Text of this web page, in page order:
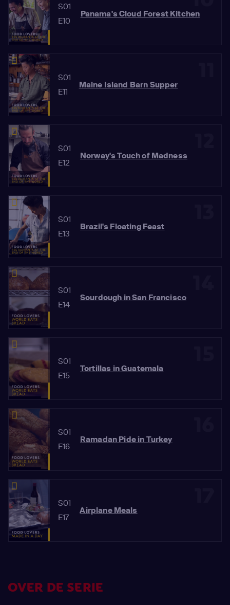
S01
E10
Panama's Cloud Forest Kitchen
S01
E11
Maine Island Barn Supper
S01
E12
Norway's Touch of Madness
S01
E13
Brazil's Floating Feast
S01
E14
Sourdough in San Francisco
S01
E15
Tortillas in Guatemala
S01
E16
Ramadan Pide in Turkey
S01
E17
Airplane Meals
OVER DE SERIE